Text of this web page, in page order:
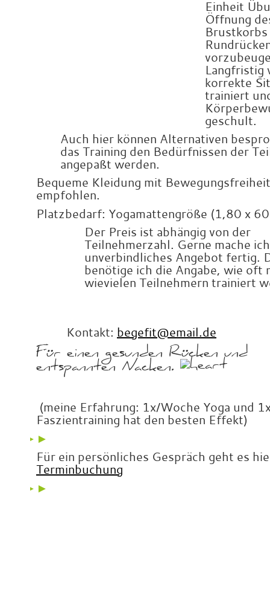
Einheit
Öffnung
Brustkorbs
Langfristig
korrekte
trainiert
geschult.
Auch hier können Alternativen
das Training den Bedürfnissen der
angepaßt werden.
Bequeme Kleidung mit Bewegungsfreiheit
empfohlen.
Platzbedarf: Yogamattengröße (1,80 x
Der Preis ist abhängig von der
Teilnehmerzahl. Gerne mache
unverbindliches Angebot fertig.
benötige ich die Angabe, wie oft
wievielen Teilnehmern trainiert
Kontakt: begefit@email.de
Für einen gesunden Rücken und
entspannten Nacken.
(meine Erfahrung: 1x/Woche Yoga und
Faszientraining hat den besten Effekt)
► ►
Für ein persönliches Gespräch geht es
Terminbuchung
► ►